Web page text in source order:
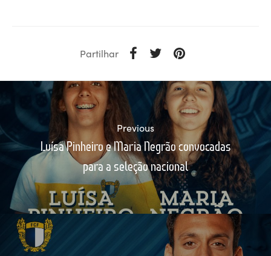
Partilhar
Previous
Luísa Pinheiro e Maria Negrão convocadas
para a seleção nacional